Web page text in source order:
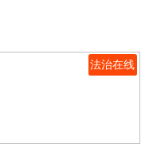
法治在线